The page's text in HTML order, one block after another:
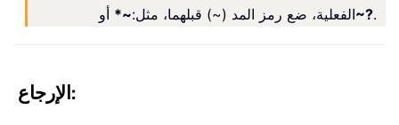
الفعلية، ضع رمز المد (~) قبلهما، مثل:~* أو ~?.
الإرجاع: